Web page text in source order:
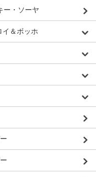
ー・ソーヤ
イ＆ボッホ